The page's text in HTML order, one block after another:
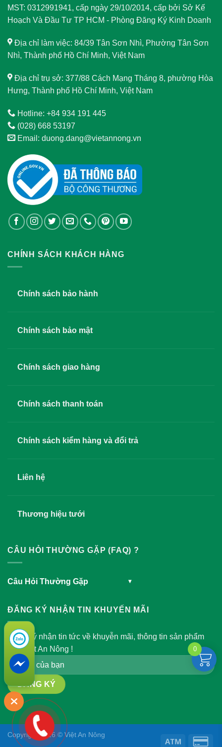
MST: 0312991941, cấp ngày 29/10/2014, cấp bởi Sở Kế
Hoạch Và Đầu Tư TP HCM - Phòng Đăng Ký Kinh Doanh
Địa chỉ làm việc: 84/39 Tân Sơn Nhì, Phường Tân Sơn
Nhì, Thành phố Hồ Chí Minh, Việt Nam
Địa chỉ trụ sở: 377/88 Cách Mạng Tháng 8, phường Hòa
Hưng, Thành phố Hồ Chí Minh, Việt Nam
Hotline: +84 934 191 445
(028) 668 53197
Email: duong.dang@vietannong.vn
CHÍNH SÁCH KHÁCH HÀNG
Chính sách bảo hành
Chính sách bảo mật
Chính sách giao hàng
Chính sách thanh toán
Chính sách kiểm hàng và đổi trả
Liên hệ
Thương hiệu tưới
CÂU HỎI THƯỜNG GẶP (FAQ) ?
Câu Hỏi Thường Gặp ▾
ĐĂNG KÝ NHẬN TIN KHUYẾN MÃI
Đăng ký nhận tin tức về khuyễn mãi, thông tin sản phẩm
của Việt An Nông !
Copyright 2026 © Việt An Nông
0